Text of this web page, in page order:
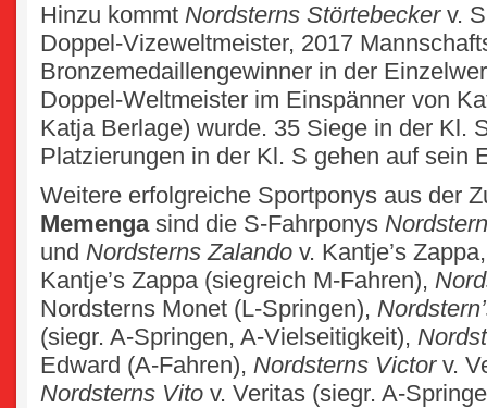
Hinzu kommt Nordsterns Störtebeckerv.
Doppel-Vizeweltmeister, 2017
Bronzemedaillengewinner in der
Doppel-Weltmeister im Einspänner von
Katja Berlage) wurde. 35 Siege in der Kl.
Platzierungen in der Kl. S gehen auf sein
Weitere erfolgreiche Sportponys aus der
Memengasind die S-Fahrponys
und Nordsterns Zalando v. Kantje’s
Kantje’s Zappa (siegreich M-Fahren),
Nordsterns Monet (L-Springen),
(siegr. A-Springen, A-Vielseitigkeit),
Edward (A-Fahren), Nordsterns Victorv.
Nordsterns Vito v. Veritas (siegr. A-